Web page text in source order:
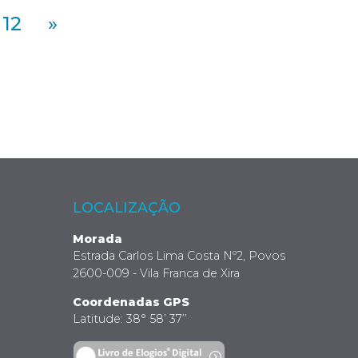
12 »
LOCALIZAÇÃO
Morada
Estrada Carlos Lima Costa Nº2, Povos
2600-009 - Vila Franca de Xira
Coordenadas GPS
Latitude: 38° 58’ 37’’